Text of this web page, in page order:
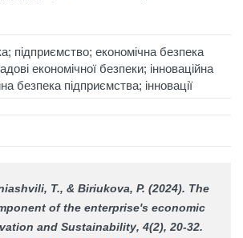
підприємство; економічна безпека
економічної безпеки; інноваційна
безпека підприємства; інновації
T., & Biriukova, P. (2024). The
of the enterprise's economic
and Sustainability, 4(2), 20-32.